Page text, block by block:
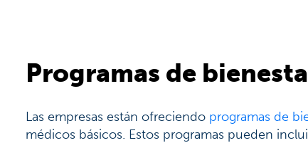
Programas de
Las empresas están ofreciendo programas de
médicos básicos. Estos programas pueden